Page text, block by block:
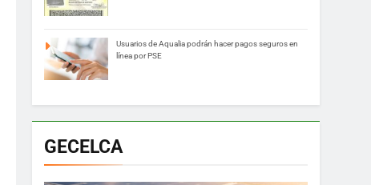
Usuarios de Aqualia podrán hacer pagos seguros en
línea por PSE
GECELCA